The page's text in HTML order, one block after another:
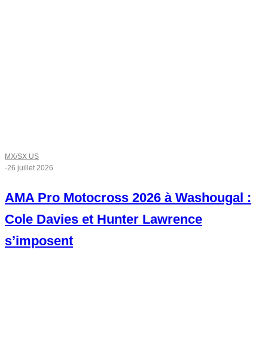
MX/SX US
·26 juillet 2026
AMA Pro Motocross 2026 à Washougal :
Cole Davies et Hunter Lawrence
s’imposent